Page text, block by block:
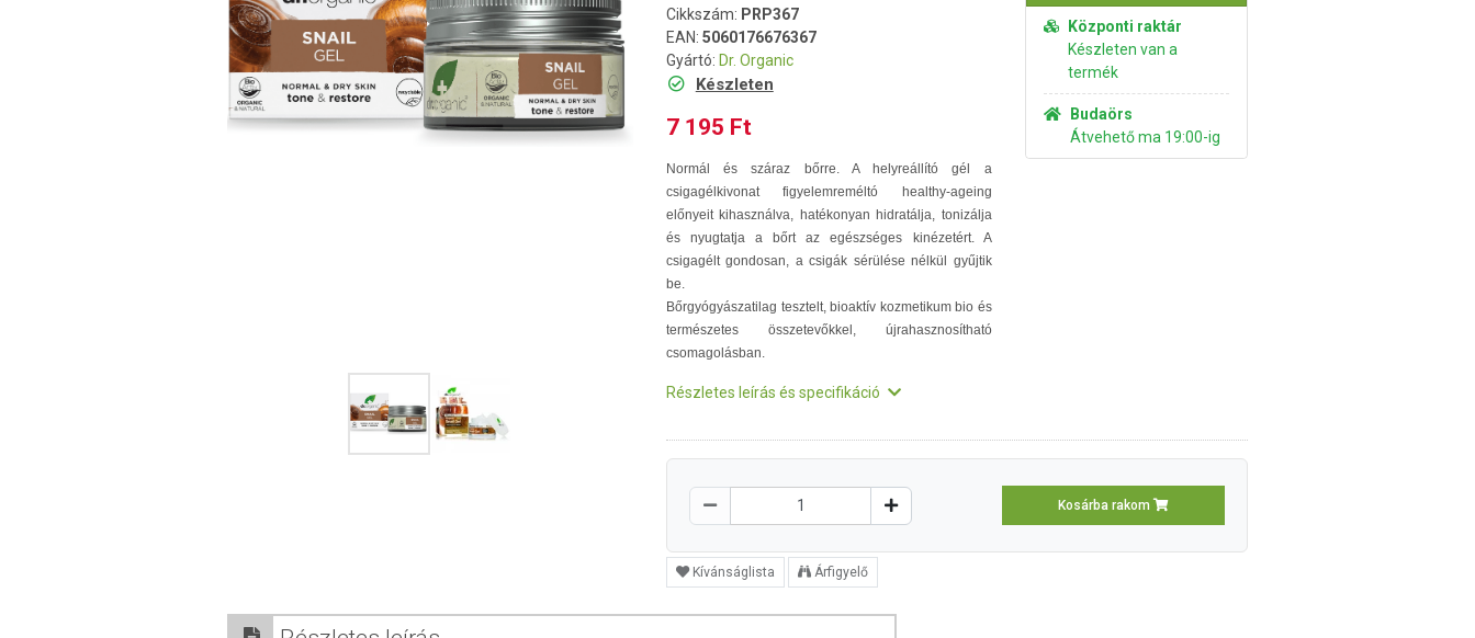
Cikkszám: PRP367
EAN: 5060176676367
Gyártó: Dr. Organic
Készleten
7 195 Ft
Normál és száraz bőrre. A helyreállító gél a
csigagélkivonat figyelemreméltó healthy-ageing
előnyeit kihasználva, hatékonyan hidratálja, tonizálja
és nyugtatja a bőrt az egészséges kinézetért. A
csigagélt gondosan, a csigák sérülése nélkül gyűjtik
be.
Bőrgyógyászatilag tesztelt, bioaktív kozmetikum bio és
természetes összetevőkkel, újrahasznosítható
csomagolásban.
Részletes leírás és specifikáció
Központi raktár
Készleten van a
termék
Budaörs
Átvehető ma 19:00-ig
Kosárba rakom
Kívánságlista Árfigyelő